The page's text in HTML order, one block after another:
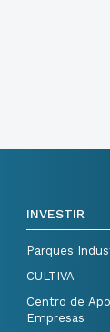
INVESTIR
Parques
CULTIVA
Centro de
Empresas